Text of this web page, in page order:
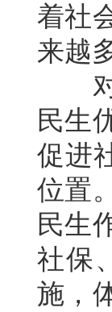
着社
来越
对
民生
促进
位置
民生
社保
施，